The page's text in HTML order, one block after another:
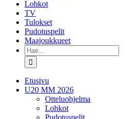
Lohkot
TV
Tulokset
Pudotuspelit
Maajoukkueet
Etsi
...
Etusivu
U20 MM 2026
Otteluohjelma
Lohkot
Pudotuspelit